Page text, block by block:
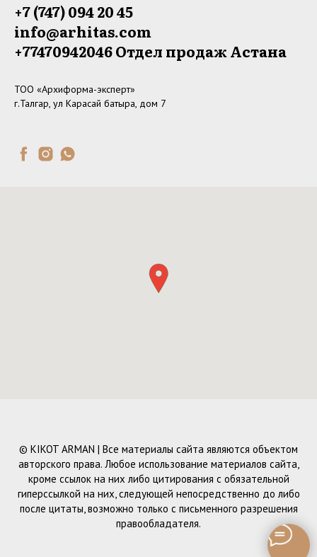
+7 (747) 094 20 45
info@arhitas.com
+77470942046‬ Отдел продаж Астана
ТОО «Архиформа-эксперт»
г.Талгар, ул Карасай батыра, дом 7
© KIKOT ARMAN | Все материалы сайта являются объектом
авторского права. Любое использование материалов сайта,
кроме ссылок на них либо цитирования с обязательной
гиперссылкой на них, следующей непосредственно до либо
после цитаты, возможно только с письменного разрешения
правообладателя.